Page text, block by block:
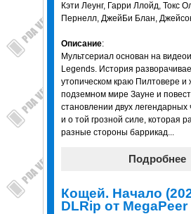
Кэти Леунг, Гарри Ллойд, Токс
Пернелл, ДжейБи Блан,
Описание:
Мультсериал основан на
Legends. История
утопическом краю Пилтовере и
подземном мире Зауне и
становлении двух легендарных
и о той грозной силе, которая
разные стороны баррикад...
Подробнее
Кощей. Начало
DLRip от MegaPeer